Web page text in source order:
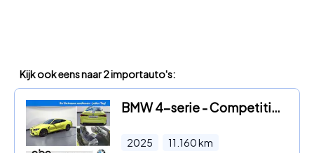
Kijk ook eens naar 2 importauto's:
BMW 4-serie - Competition Innovationsp.Carbon Schalensitze
2025 11.160km